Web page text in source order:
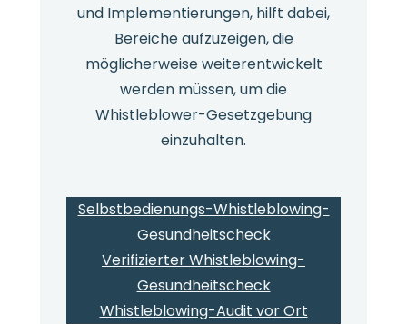
und Implementierungen, hilft dabei,
Bereiche aufzuzeigen, die
möglicherweise weiterentwickelt
werden müssen, um die
Whistleblower-Gesetzgebung
einzuhalten.
Selbstbedienungs-Whistleblowing-
Gesundheitscheck
Verifizierter Whistleblowing-
Gesundheitscheck
Whistleblowing-Audit vor Ort